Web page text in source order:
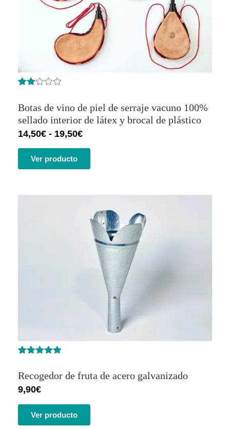
2.86
de 5
en
base
valorac
iones
de
Botas de vino de piel de serraje vacuno 100%
sellado interior de látex y brocal de plástico
14,50€ - 19,50€
Ver producto
5 en base
a valoración
de un
cliente
Recogedor de fruta de acero galvanizado
9,90€
Ver producto